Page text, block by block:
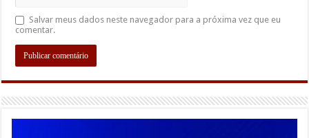
Salvar meus dados neste navegador para a próxima vez que eu
comentar.